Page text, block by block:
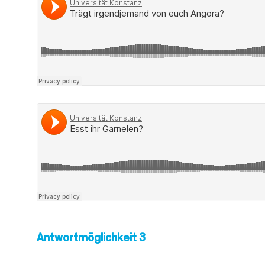
Antwortmöglichkeit 3